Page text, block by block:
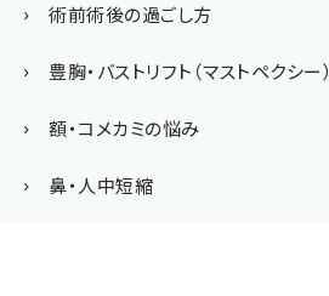
術前術後の過ごし方
豊胸・バストリフト（マストペクシー）
額・コメカミの悩み
鼻・人中短縮